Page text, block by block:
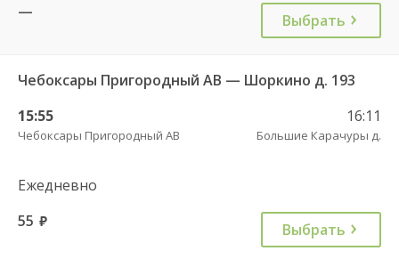
—
Выбрать
Чебоксары Пригородный АВ — Шоркино д. 193
15:55
Чебоксары Пригородный АВ
16:11
Большие Карачуры д.
Ежедневно
55 руб. Выбрать